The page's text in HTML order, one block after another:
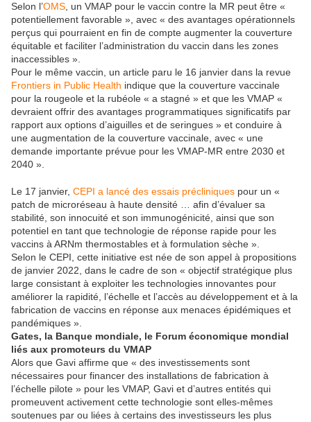
Selon l’OMS , un VMAP pour le vaccin contre la MR peut être «
potentiellement favorable », avec « des avantages opérationnels
perçus qui pourraient en fin de compte augmenter la couverture
équitable et faciliter l’administration du vaccin dans les zones
inaccessibles ».
Pour le même vaccin, un article paru le 16 janvier dans la revue
Frontiers in Public Health indique que la couverture vaccinale
pour la rougeole et la rubéole « a stagné » et que les VMAP «
devraient offrir des avantages programmatiques significatifs par
rapport aux options d’aiguilles et de seringues » et conduire à
une augmentation de la couverture vaccinale, avec « une
demande importante prévue pour les VMAP-MR entre 2030 et
2040 ».
Le 17 janvier, CEPI a lancé des essais précliniques pour un «
patch de microréseau à haute densité … afin d’évaluer sa
stabilité, son innocuité et son immunogénicité, ainsi que son
potentiel en tant que technologie de réponse rapide pour les
vaccins à ARNm thermostables et à formulation sèche ».
Selon le CEPI, cette initiative est née de son appel à propositions
de janvier 2022, dans le cadre de son « objectif stratégique plus
large consistant à exploiter les technologies innovantes pour
améliorer la rapidité, l’échelle et l’accès au développement et à la
fabrication de vaccins en réponse aux menaces épidémiques et
pandémiques ».
Gates, la Banque mondiale, le Forum économique mondial
liés aux promoteurs du VMAP
Alors que Gavi affirme que « des investissements sont
nécessaires pour financer des installations de fabrication à
l’échelle pilote » pour les VMAP, Gavi et d’autres entités qui
promeuvent activement cette technologie sont elles-mêmes
soutenues par ou liées à certains des investisseurs les plus